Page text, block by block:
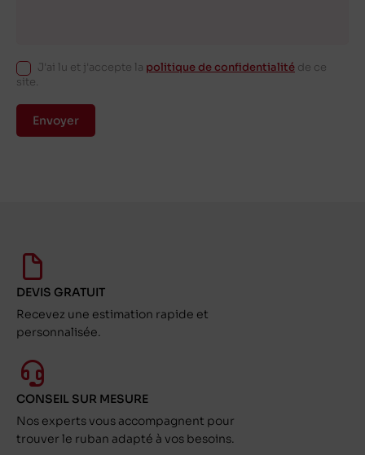
J'ai lu et j'accepte la politique de confidentialité de ce
site.
Envoyer
DEVIS GRATUIT
Recevez une estimation rapide et
personnalisée.
CONSEIL SUR MESURE
Nos experts vous accompagnent pour
trouver le ruban adapté à vos besoins.